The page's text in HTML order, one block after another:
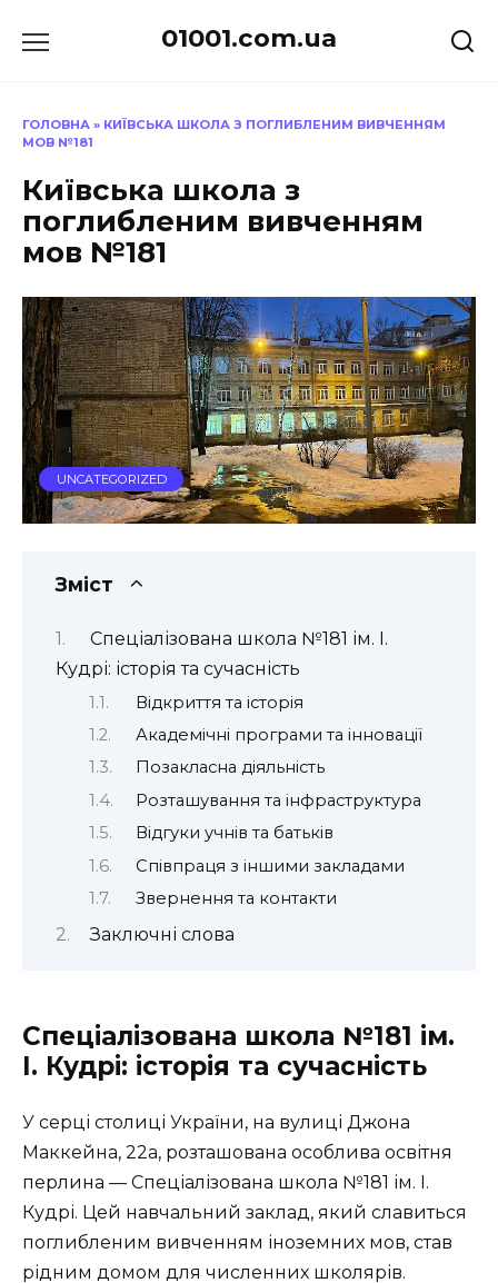
до
01001.com.ua
ГОЛОВНА » КИЇВСЬКА ШКОЛА З ПОГЛИБЛЕНИМ ВИВЧЕННЯМ
МОВ №181
Київська школа з
поглибленим вивченням
мов №181
UNCATEGORIZED
Зміст
Спеціалізована школа №181 ім. І.
Кудрі: історія та сучасність
Відкриття та історія
Академічні програми та інновації
Позакласна діяльність
Розташування та інфраструктура
Відгуки учнів та батьків
Співпраця з іншими закладами
Звернення та контакти
Заключні слова
Спеціалізована школа №181 ім.
І. Кудрі: історія та сучасність
У серці столиці України, на вулиці Джона
Маккейна, 22a, розташована особлива освітня
перлина — Спеціалізована школа №181 ім. І.
Кудрі. Цей навчальний заклад, який славиться
поглибленим вивченням іноземних мов, став
рідним домом для численних школярів.